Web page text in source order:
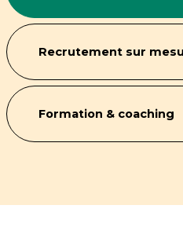
Recrutement sur
Formation & coaching